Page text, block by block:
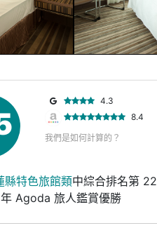
4.3
8.4
我們是如何計算的？
縣特色旅館類中綜合排名第 22
Agoda 旅人鑑賞優勝